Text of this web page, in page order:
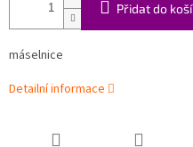
Přidat do
máselnice
Detailní informace